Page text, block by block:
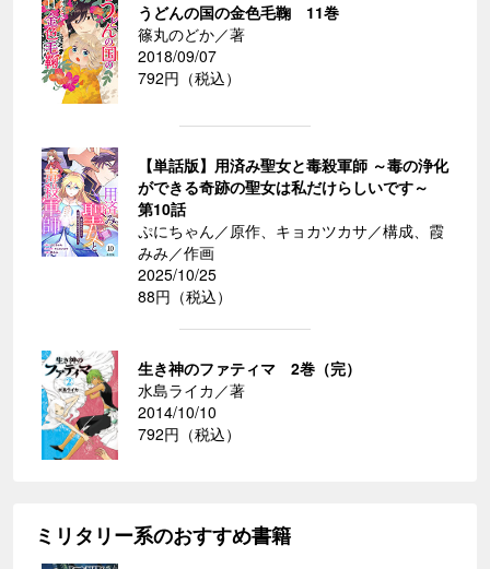
うどんの国の金色毛鞠 11巻
篠丸のどか／著
2018/09/07
792円（税込）
【単話版】用済み聖女と毒殺軍師 ～毒の浄化
ができる奇跡の聖女は私だけらしいです～
第10話
ぷにちゃん／原作、キョカツカサ／構成、霞
みみ／作画
2025/10/25
88円（税込）
生き神のファティマ 2巻（完）
水島ライカ／著
2014/10/10
792円（税込）
ミリタリー系のおすすめ書籍